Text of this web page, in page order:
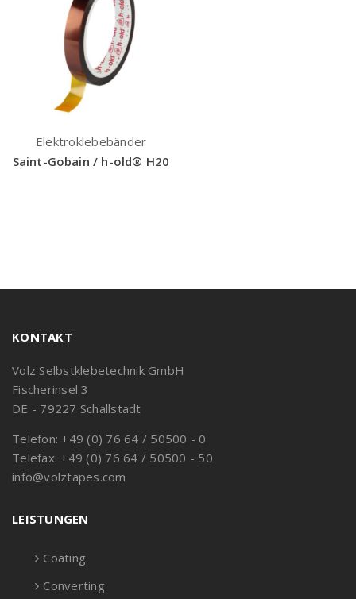
Elektroklebebänder
Saint-Gobain / h-old® H20
KONTAKT
Volz Selbstklebetechnik GmbH
Fischerinsel 3
DE - 79227 Schallstadt
Telefon: +49 (0) 76 64 / 50500 - 0
Telefax: +49 (0) 76 64 / 50500 - 50
info@volztapes.com
LEISTUNGEN
Coating
Converting